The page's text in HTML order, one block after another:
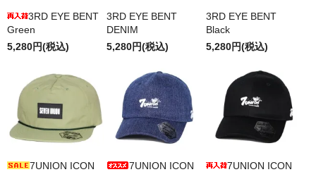
3RD EYE BENT
Green
5,280円(税込)
3RD EYE BENT
DENIM
5,280円(税込)
3RD EYE BENT
Black
5,280円(税込)
7UNION ICON
7UNION ICON
7UNION ICON